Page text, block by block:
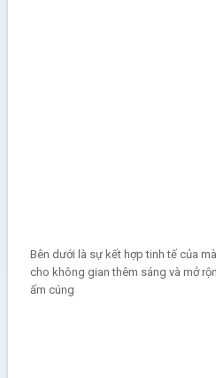
Bên dưới là sự kết hợp tinh tế của
cho không gian thêm sáng và mở
ấm cúng